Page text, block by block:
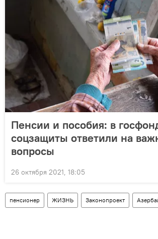
Пенсии и пособия: в
соцзащиты ответили на
вопросы
26 октября 2021, 18:05
пенсионер ЖИЗНЬ Законопроект